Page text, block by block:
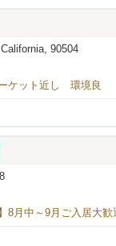
90504
ケット近し 環境良
8月中～9月ご入居大